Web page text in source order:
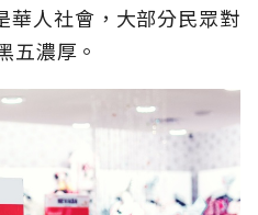
華人社會，大部分民眾對
五濃厚。